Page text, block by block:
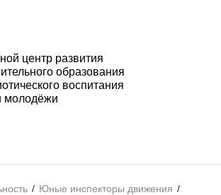
центр развития
образования
воспитания
молодёжи
/ Юные инспекторы движения /